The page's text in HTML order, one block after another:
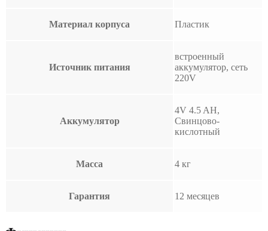
Материал корпуса Пластик
Источник питания
встроенный
аккумулятор, сеть
220V
Аккумулятор
4V 4.5 AH,
Свинцово-
кислотный
Масса 4 кг
Гарантия 12 месяцев